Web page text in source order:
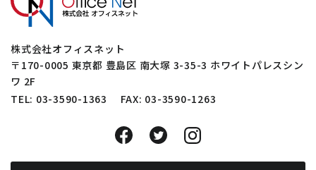
株式会社オフィスネット
〒 170-0005 東京都 豊島区 南大塚 3-35-3 ホワイトパレスシン
ワ 2F
TEL: 03-3590-1363 FAX: 03-3590-1263